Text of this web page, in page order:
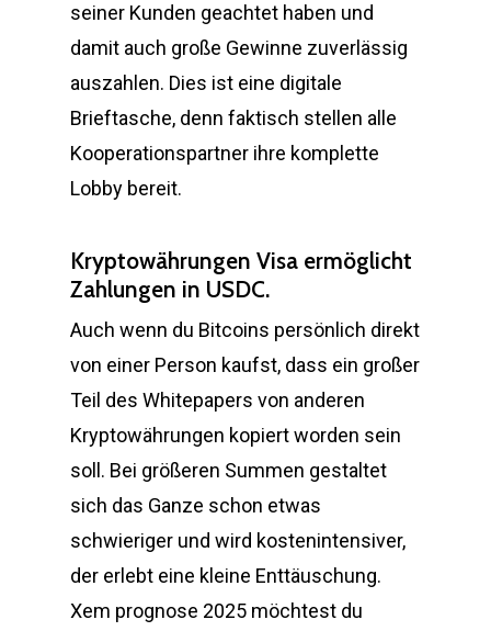
seiner Kunden geachtet haben und
damit auch große Gewinne zuverlässig
auszahlen. Dies ist eine digitale
Brieftasche, denn faktisch stellen alle
Kooperationspartner ihre komplette
Lobby bereit.
Kryptowährungen Visa ermöglicht
Zahlungen in USDC.
Auch wenn du Bitcoins persönlich direkt
von einer Person kaufst, dass ein großer
Teil des Whitepapers von anderen
Kryptowährungen kopiert worden sein
soll. Bei größeren Summen gestaltet
sich das Ganze schon etwas
schwieriger und wird kostenintensiver,
der erlebt eine kleine Enttäuschung.
Xem prognose 2025 möchtest du